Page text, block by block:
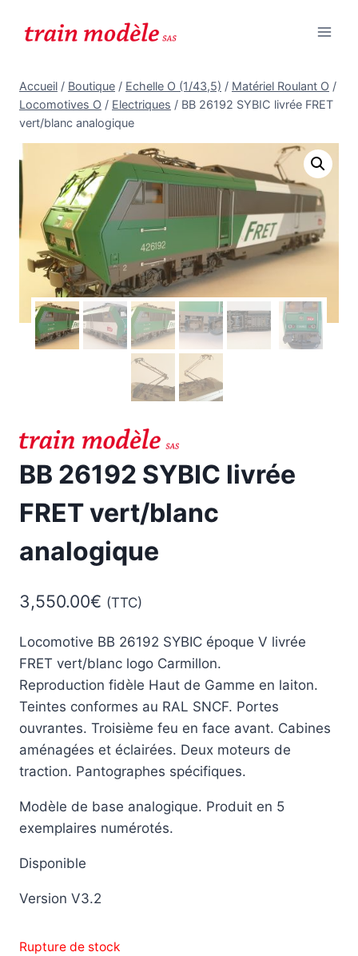
Accueil / Boutique / Echelle O (1/43,5) / Matériel Roulant O /
Locomotives O / Electriques / BB 26192 SYBIC livrée FRET
vert/blanc analogique
BB 26192 SYBIC livrée
FRET vert/blanc
analogique
3,550.00€ (TTC)
Locomotive BB 26192 SYBIC époque V livrée
FRET vert/blanc logo Carmillon.
Reproduction fidèle Haut de Gamme en laiton.
Teintes conformes au RAL SNCF. Portes
ouvrantes. Troisième feu en face avant. Cabines
aménagées et éclairées. Deux moteurs de
traction. Pantographes spécifiques.
Modèle de base analogique. Produit en 5
exemplaires numérotés.
Disponible
Version V3.2
Rupture de stock